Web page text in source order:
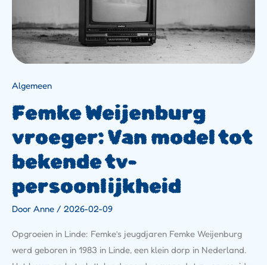
Algemeen
Femke Weijenburg
vroeger: Van model tot
bekende tv-
persoonlijkheid
Door Anne / 2026-02-09
Opgroeien in Linde: Femke’s jeugdjaren Femke Weijenburg
werd geboren in 1983 in Linde, een klein dorp in Nederland.